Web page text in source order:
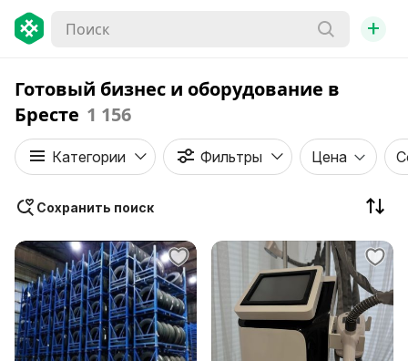
+
Готовый бизнес и оборудование в
Бресте 1 156
Категории Фильтры Цена
Сохранить поиск